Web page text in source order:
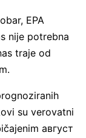
EPA
nije potrebna
traje od
su verovatni
август